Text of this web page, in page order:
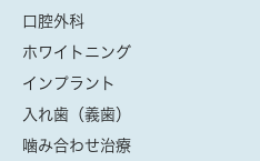
口腔外科
ホワイトニング
インプラント
入れ歯（義歯）
噛み合わせ治療